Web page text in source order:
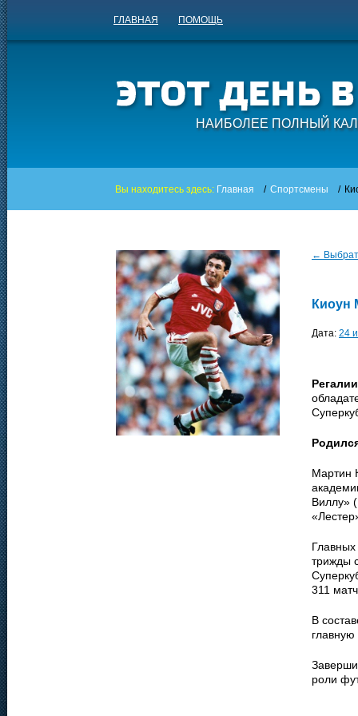
ГЛАВНАЯ ПОМОЩЬ
НАИБОЛЕЕ ПОЛНЫЙ
Вы находитесь здесь: Главная / Спортсмены /
←
Киоун
Дата: 24
Мартин
Виллу»
трижды
311
В
роли